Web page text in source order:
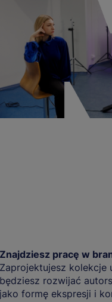
Znajdziesz pracę w
Zaprojektujesz kolekcje
będziesz rozwijać
jako formę ekspresji i